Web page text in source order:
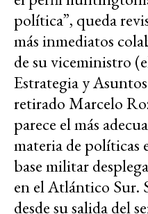
política”, queda
más inmediatos
de su viceministro
Estrategia y
retirado Marcelo
parece el más
materia de políticas
base militar
en el Atlántico
desde su salida del